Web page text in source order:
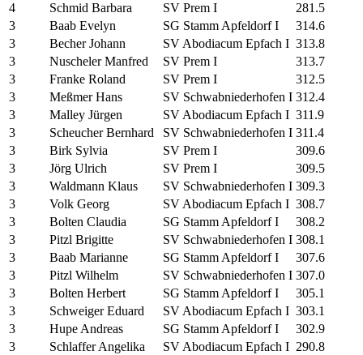
4
Schmid Barbara SV Prem I
281.5
3
Baab Evelyn SG Stamm Apfeldorf I
314.6
3
Becher Johann SV Abodiacum Epfach I 313.8
3
Nuscheler Manfred SV Prem I
313.7
3
Franke Roland SV Prem I
312.5
3
Meßmer Hans SV Schwabniederhofen I 312.4
3
Malley Jürgen SV Abodiacum Epfach I 311.9
3
Scheucher Bernhard SV Schwabniederhofen I 311.4
3
Birk Sylvia SV Prem I
309.6
3
Jörg Ulrich SV Prem I
309.5
3
Waldmann Klaus SV Schwabniederhofen I 309.3
3
Volk Georg SV Abodiacum Epfach I 308.7
3
Bolten Claudia SG Stamm Apfeldorf I
308.2
3
Pitzl Brigitte SV Schwabniederhofen I 308.1
3
Baab Marianne SG Stamm Apfeldorf I
307.6
3
Pitzl Wilhelm SV Schwabniederhofen I 307.0
3
Bolten Herbert SG Stamm Apfeldorf I
305.1
3
Schweiger Eduard SV Abodiacum Epfach I 303.1
3
Hupe Andreas SG Stamm Apfeldorf I
302.9
3
Schlaffer Angelika SV Abodiacum Epfach I 290.8